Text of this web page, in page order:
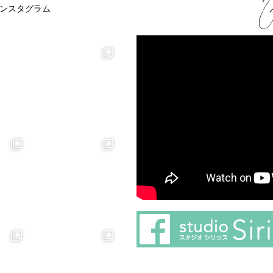
スタグラム